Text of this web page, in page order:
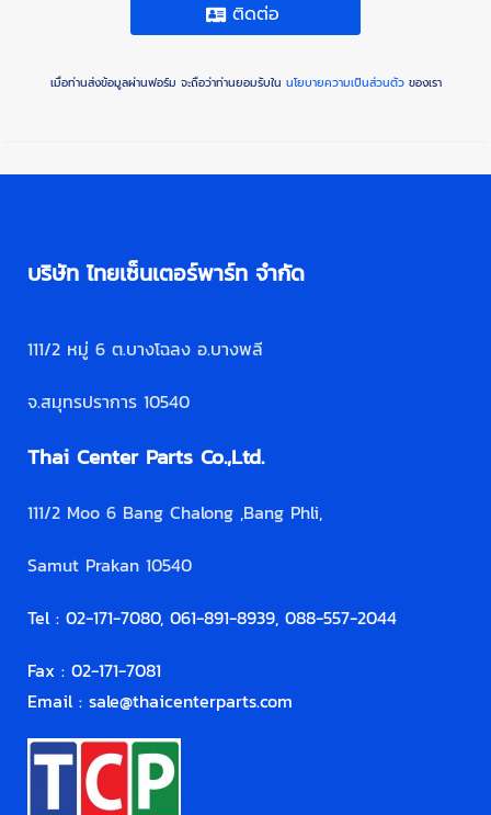
ติดต่อ
เมื่อท่านส่งข้อมูลผ่านฟอร์ม จะถือว่าท่านยอมรับใน นโยบายความเป็นส่วนตัวของเรา
บริษัท ไทยเซ็นเตอร์พาร์ท จำกัด
111/2 หมู่ 6 ต.บางโฉลง อ.บางพลี
จ.สมุทรปราการ 10540
Thai Center Parts Co.,Ltd.
111/2 Moo 6 Bang Chalong ,Bang Phli,
Samut Prakan 10540
Tel : 02-171-7080, 061-891-8939, 088-557-2044
Fax : 02-171-7081
Email : sale@thaicenterparts.com